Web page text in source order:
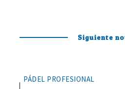
Siguiente
PÁDEL PROFESIONAL